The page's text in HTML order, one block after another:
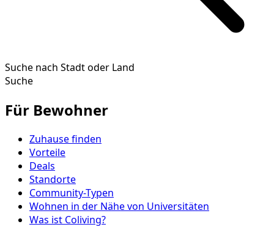
Suche nach Stadt oder Land
Suche
Für Bewohner
Zuhause finden
Vorteile
Deals
Standorte
Community-Typen
Wohnen in der Nähe von Universitäten
Was ist Coliving?